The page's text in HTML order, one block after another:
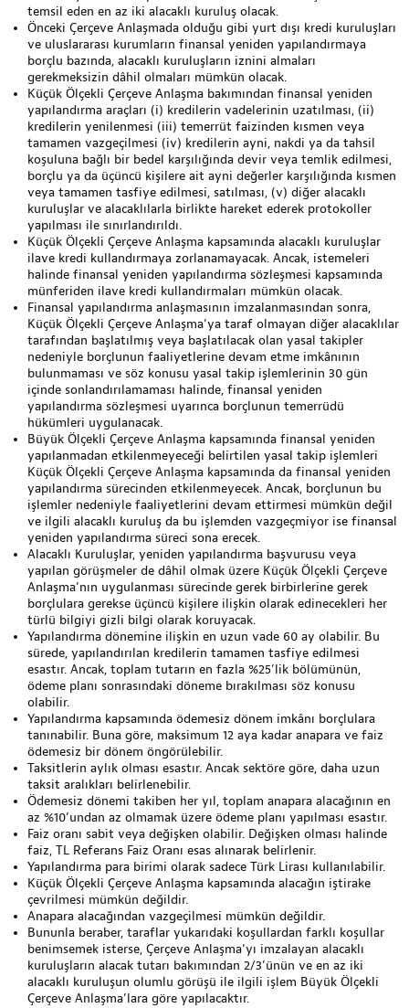
temsil eden en az iki alacaklı kuruluş olacak.
Önceki Çerçeve Anlaşmada olduğu gibi yurt dışı kredi kuruluşları
ve uluslararası kurumların finansal yeniden yapılandırmaya
borçlu bazında, alacaklı kuruluşların iznini almaları
gerekmeksizin dâhil olmaları mümkün olacak.
Küçük Ölçekli Çerçeve Anlaşma bakımından finansal yeniden
yapılandırma araçları (i) kredilerin vadelerinin uzatılması, (ii)
kredilerin yenilenmesi (iii) temerrüt faizinden kısmen veya
tamamen vazgeçilmesi (iv) kredilerin ayni, nakdi ya da tahsil
koşuluna bağlı bir bedel karşılığında devir veya temlik edilmesi,
borçlu ya da üçüncü kişilere ait ayni değerler karşılığında kısmen
veya tamamen tasfiye edilmesi, satılması, (v) diğer alacaklı
kuruluşlar ve alacaklılarla birlikte hareket ederek protokoller
yapılması ile sınırlandırıldı.
Küçük Ölçekli Çerçeve Anlaşma kapsamında alacaklı kuruluşlar
ilave kredi kullandırmaya zorlanamayacak. Ancak, istemeleri
halinde finansal yeniden yapılandırma sözleşmesi kapsamında
münferiden ilave kredi kullandırmaları mümkün olacak.
Finansal yapılandırma anlaşmasının imzalanmasından sonra,
Küçük Ölçekli Çerçeve Anlaşma’ya taraf olmayan diğer alacaklılar
tarafından başlatılmış veya başlatılacak olan yasal takipler
nedeniyle borçlunun faaliyetlerine devam etme imkânının
bulunmaması ve söz konusu yasal takip işlemlerinin 30 gün
içinde sonlandırılamaması halinde, finansal yeniden
yapılandırma sözleşmesi uyarınca borçlunun temerrüdü
hükümleri uygulanacak.
Büyük Ölçekli Çerçeve Anlaşma kapsamında finansal yeniden
yapılanmadan etkilenmeyeceği belirtilen yasal takip işlemleri
Küçük Ölçekli Çerçeve Anlaşma kapsamında da finansal yeniden
yapılandırma sürecinden etkilenmeyecek. Ancak, borçlunun bu
işlemler nedeniyle faaliyetlerini devam ettirmesi mümkün değil
ve ilgili alacaklı kuruluş da bu işlemden vazgeçmiyor ise finansal
yeniden yapılandırma süreci sona erecek.
Alacaklı Kuruluşlar, yeniden yapılandırma başvurusu veya
yapılan görüşmeler de dâhil olmak üzere Küçük Ölçekli Çerçeve
Anlaşma’nın uygulanması sürecinde gerek birbirlerine gerek
borçlulara gerekse üçüncü kişilere ilişkin olarak edinecekleri her
türlü bilgiyi gizli bilgi olarak koruyacak.
Yapılandırma dönemine ilişkin en uzun vade 60 ay olabilir. Bu
sürede, yapılandırılan kredilerin tamamen tasfiye edilmesi
esastır. Ancak, toplam tutarın en fazla %25’lik bölümünün,
ödeme planı sonrasındaki döneme bırakılması söz konusu
olabilir.
Yapılandırma kapsamında ödemesiz dönem imkânı borçlulara
tanınabilir. Buna göre, maksimum 12 aya kadar anapara ve faiz
ödemesiz bir dönem öngörülebilir.
Taksitlerin aylık olması esastır. Ancak sektöre göre, daha uzun
taksit aralıkları belirlenebilir.
Ödemesiz dönemi takiben her yıl, toplam anapara alacağının en
az %10’undan az olmamak üzere ödeme planı yapılması esastır.
Faiz oranı sabit veya değişken olabilir. Değişken olması halinde
faiz, TL Referans Faiz Oranı esas alınarak belirlenir.
Yapılandırma para birimi olarak sadece Türk Lirası kullanılabilir.
Küçük Ölçekli Çerçeve Anlaşma kapsamında alacağın iştirake
çevrilmesi mümkün değildir.
Anapara alacağından vazgeçilmesi mümkün değildir.
Bununla beraber, taraflar yukarıdaki koşullardan farklı koşullar
benimsemek isterse, Çerçeve Anlaşma’yı imzalayan alacaklı
kuruluşların alacak tutarı bakımından 2/3’ünün ve en az iki
alacaklı kuruluşun olumlu görüşü ile ilgili işlem Büyük Ölçekli
Çerçeve Anlaşma’lara göre yapılacaktır.